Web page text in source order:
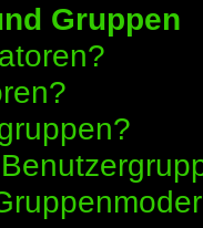
Gruppen